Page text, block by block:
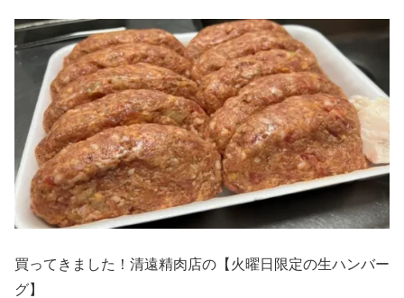
買ってきました！清遠精肉店の【火曜日限定の生ハンバー
グ】